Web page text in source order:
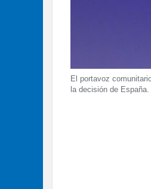
El portavoz
la decisión de España.